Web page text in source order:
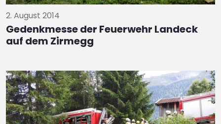
2. August 2014
Gedenkmesse der Feuerwehr Landeck
auf dem Zirmegg